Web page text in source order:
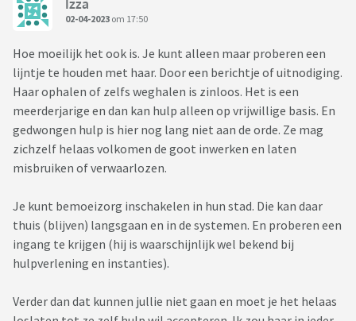
aangeeft is dat hij mega stress heeft bij het idee dat dochter
verderop is en dat we hem van harte hebben uitgenodigd om
zich vooral welkom te voelen bij ons…landt niet. volgens
dochter ‘zijn er problemen met z’n auto en reist hij niet
met de bus (??)’ dus kan hij niet bij ons komen.
Ondertussen weet ik echt niet meer wat wijsheid is en waar ik
op moet hopen. Ik weet wel dat ik aan de ene kant dolblij ben
is. Maar zie tegelijkertijd overal valkuilen en beren op de weg
als ze weer thuis komt wonen….
Pfffffff….
Izza
02-04-2023 om 17:50
Hoe moeilijk het ook is. Je kunt alleen maar proberen een
lijntje te houden met haar. Door een berichtje of uitnodiging.
Haar ophalen of zelfs weghalen is zinloos. Het is een
meerderjarige en dan kan hulp alleen op vrijwillige basis. En
gedwongen hulp is hier nog lang niet aan de orde. Ze mag
zichzelf helaas volkomen de goot inwerken en laten
misbruiken of verwaarlozen.
Je kunt bemoeizorg inschakelen in hun stad. Die kan daar
thuis (blijven) langsgaan en in de systemen. En proberen een
ingang te krijgen (hij is waarschijnlijk wel bekend bij
hulpverlening en instanties).
Verder dan dat kunnen jullie niet gaan en moet je het helaas